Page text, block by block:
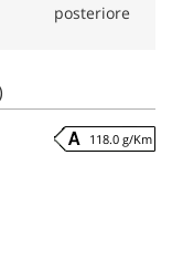
posteriore
118.0 g/Km